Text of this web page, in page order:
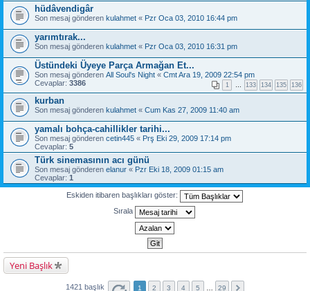
hüdâvendigâr
Son mesaj gönderen kulahmet « Pzr Oca 03, 2010 16:44 pm
yarımtırak...
Son mesaj gönderen kulahmet « Pzr Oca 03, 2010 16:31 pm
Üstündeki Üyeye Parça Armağan Et...
Son mesaj gönderen All Soul's Night « Cmt Ara 19, 2009 22:54 pm
Cevaplar: 3386 1 133 134 135 136
kurban
Son mesaj gönderen kulahmet « Cum Kas 27, 2009 11:40 am
yamalı bohça-cahillikler tarihi...
Son mesaj gönderen cetin445 « Prş Eki 29, 2009 17:14 pm
Cevaplar: 5
Türk sinemasının acı günü
Son mesaj gönderen elanur « Pzr Eki 18, 2009 01:15 am
Cevaplar: 1
Eskiden itibaren başlıkları göster:
Sırala
Yeni Başlık
1421 başlık 1 2 3 4 5 29